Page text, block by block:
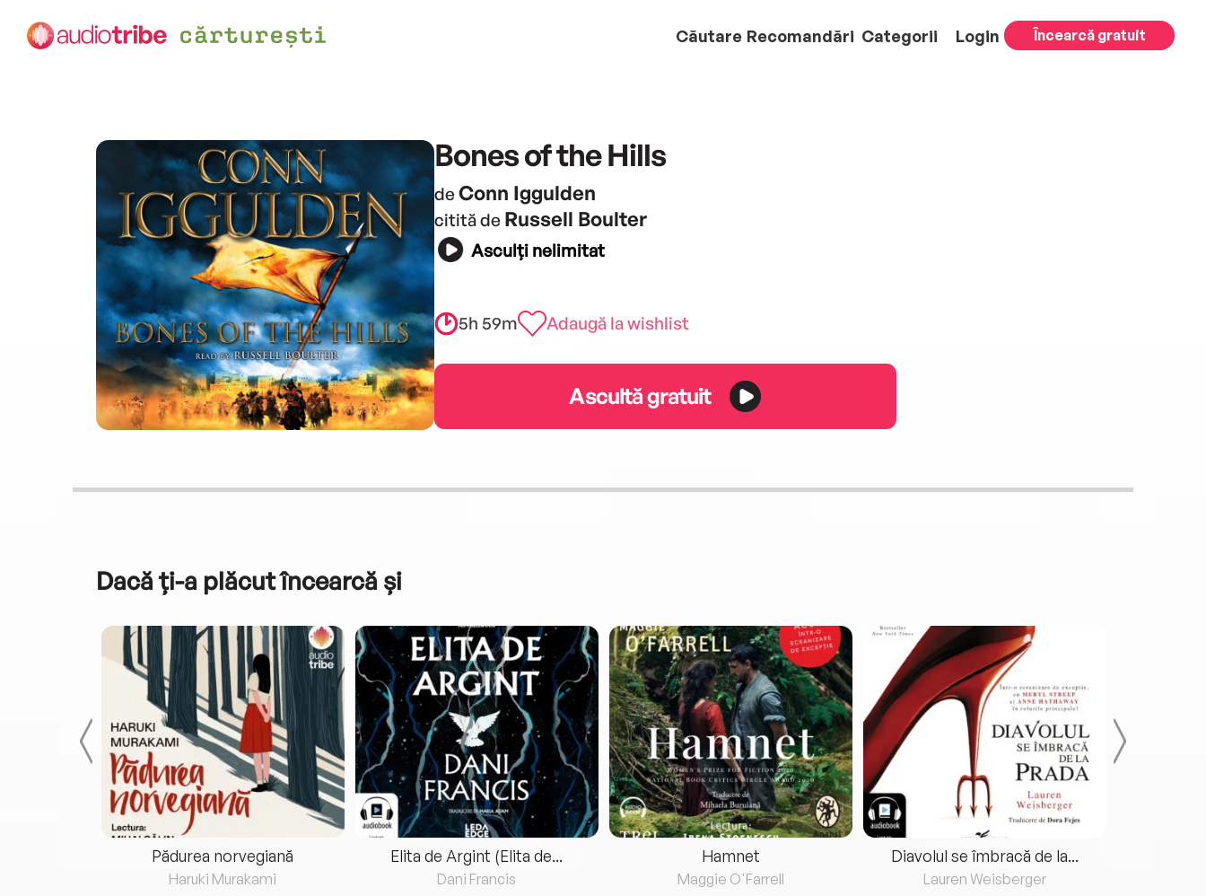
Căutare Recomandări Categorii Login Încearcă gratuit
Bones of the Hills
de Conn Iggulden
citită de Russell Boulter
Asculți nelimitat
5h 59m Adaugă la wishlist
Ascultă gratuit
Dacă ți-a plăcut încearcă și
Pădurea norvegiană
Haruki Murakami
Elita de Argint (Elita de...
Dani Francis
Hamnet
Maggie O'Farrell
Diavolul se îmbracă de la...
Lauren Weisberger